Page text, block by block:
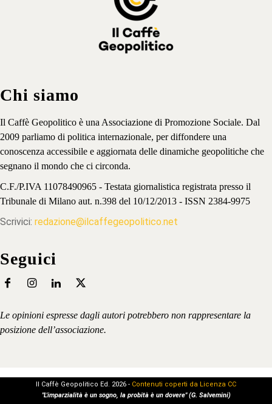
Chi siamo
Il Caffè Geopolitico è una Associazione di Promozione Sociale. Dal
2009 parliamo di politica internazionale, per diffondere una
conoscenza accessibile e aggiornata delle dinamiche geopolitiche che
segnano il mondo che ci circonda.
C.F./P.IVA 11078490965 - Testata giornalistica registrata presso il
Tribunale di Milano aut. n.398 del 10/12/2013 - ISSN 2384-9975
Scrivici: redazione@ilcaffegeopolitico.net
Seguici
Le opinioni espresse dagli autori potrebbero non rappresentare la
posizione dell’associazione.
Il Caffè Geopolitico Ed. 2026 - Contenuti coperti da Licenza CC
"L'imparzialità è un sogno, la probità è un dovere" (G. Salvemini)